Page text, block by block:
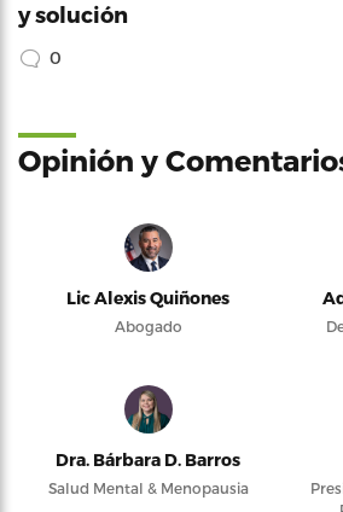
y solución
0
Opinión y
Lic Alexis Quiñones
Abogado
Dra. Bárbara D. Barros
Salud Mental & Menopausia